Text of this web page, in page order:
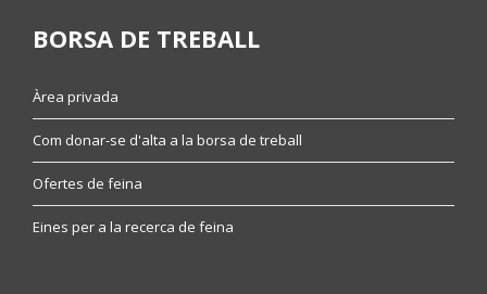
BORSA DE TREBALL
Àrea privada
Com donar-se d'alta a la borsa de treball
Ofertes de feina
Eines per a la recerca de feina